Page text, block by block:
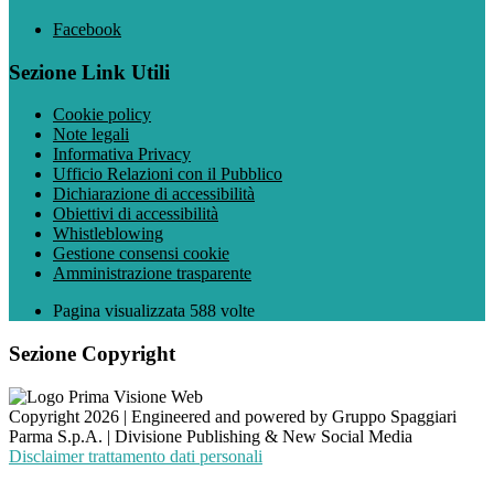
Facebook
Sezione Link Utili
Cookie policy
Note legali
Informativa Privacy
Ufficio Relazioni con il Pubblico
Dichiarazione di accessibilità
Obiettivi di accessibilità
Whistleblowing
Gestione consensi cookie
Amministrazione trasparente
Pagina visualizzata 588 volte
Sezione Copyright
Copyright 2026 | Engineered and powered by Gruppo Spaggiari
Parma S.p.A. | Divisione Publishing & New Social Media
Disclaimer trattamento dati personali